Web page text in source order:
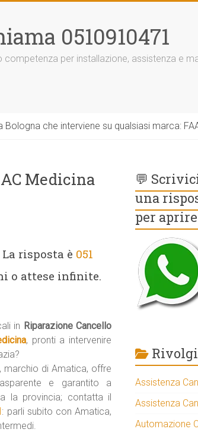
0510910471
per installazione, assistenza e
che interviene su qualsiasi marca:
Medicina
risposta è 051
o attese infinite.
in Riparazione Cancello
, pronti a intervenire
marchio di Amatica, offre
e garantito a
la provincia; contatta il
: parli subito con Amatica,
💬
una
per
Assistenza
Assistenza
Automazione